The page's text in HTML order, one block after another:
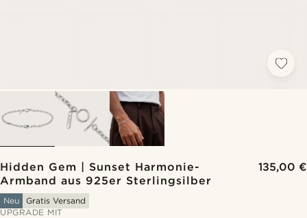
Hidden Gem | Sunset Harmonie-
Armband aus 925er Sterlingsilber
135,00 €
Neu
Gratis Versand
UPGRADE MIT